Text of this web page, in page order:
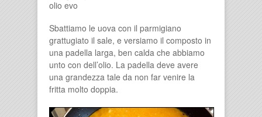
olio evo
Sbattiamo le uova con il parmigiano
grattugiato il sale, e versiamo il composto in
una padella larga, ben calda che abbiamo
unto con dell’olio. La padella deve avere
una grandezza tale da non far venire la
fritta molto doppia.